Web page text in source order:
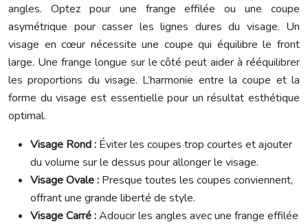
angles. Optez pour une frange effilée ou une coupe
asymétrique pour casser les lignes dures du visage. Un
visage en cœur nécessite une coupe qui équilibre le front
large. Une frange longue sur le côté peut aider à rééquilibrer
les proportions du visage. L’harmonie entre la coupe et la
forme du visage est essentielle pour un résultat esthétique
optimal.
Visage Rond : Éviter les coupes trop courtes et ajouter
du volume sur le dessus pour allonger le visage.
Visage Ovale : Presque toutes les coupes conviennent,
offrant une grande liberté de style.
Visage Carré :Adoucir les angles avec une frange effilée